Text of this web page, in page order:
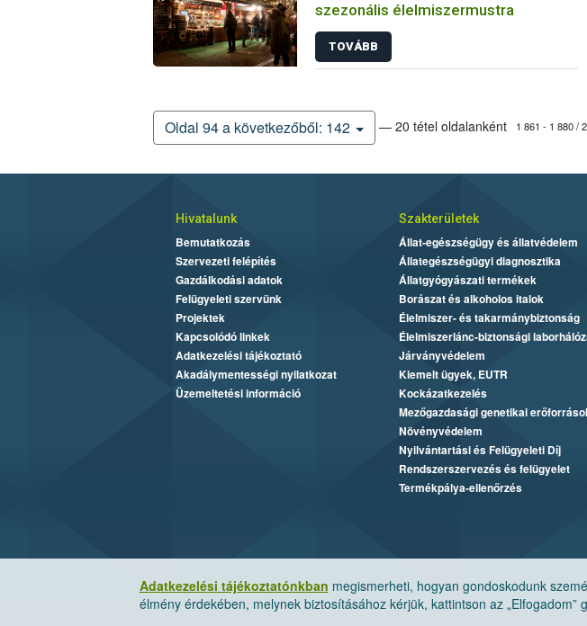
szezonális élelmiszermustra
TOVÁBB
Oldal 94 a következőből: 142 — 20 tétel oldalanként 1 861 - 1 880 /
Adatkezelési tájékoztatónkban megismerheti, hogyan gondoskodunk
élmény érdekében, melynek biztosításához kérjük, kattintson az „Elfogadom”
Hivatalunk
Bemutatkozás
Szervezeti felépítés
Gazdálkodási adatok
Felügyeleti szervünk
Projektek
Kapcsolódó linkek
Adatkezelési tájékoztató
Akadálymentességi nyilatkozat
Üzemeltetési információ
Szakterületek
Állat-egészségügy és állatvédelem
Állategészségügyi diagnosztika
Állatgyógyászati termékek
Borászat és alkoholos italok
Élelmiszer- és takarmánybiztonság
Élelmiszerlánc-biztonsági
Járványvédelem
Kiemelt ügyek, EUTR
Kockázatkezelés
Mezőgazdasági genetikai
Növényvédelem
Nyilvántartási és Felügyeleti Díj
Rendszerszervezés és felügyelet
Termékpálya-ellenőrzés